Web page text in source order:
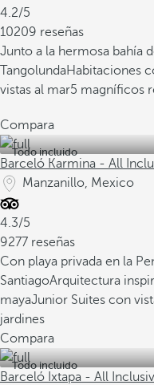
4.2/5
10209 reseñas
Junto a la hermosa bahía
TangolundaHabitaciones
vistas al mar5 magníficos
Compara
Todo incluido
Barceló Karmina - All
Manzanillo, Mexico
4.3/5
9277 reseñas
Con playa privada en la
SantiagoArquitectura
mayaJunior Suites con
jardines
Compara
Todo incluido
Barceló Ixtapa - All